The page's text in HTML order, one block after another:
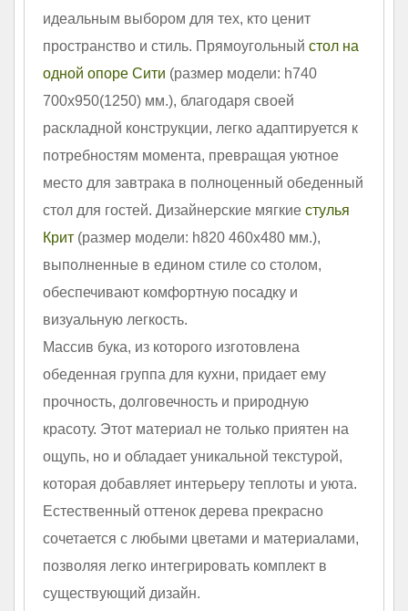
идеальным выбором для тех, кто ценит
пространство и стиль. Прямоугольный стол на
одной опоре Сити (размер модели: h740
700х950(1250) мм.), благодаря своей
раскладной конструкции, легко адаптируется к
потребностям момента, превращая уютное
место для завтрака в полноценный обеденный
стол для гостей. Дизайнерские мягкие стулья
Крит (размер модели: h820 460х480 мм.),
выполненные в едином стиле со столом,
обеспечивают комфортную посадку и
визуальную легкость.
Массив бука, из которого изготовлена
обеденная группа для кухни, придает ему
прочность, долговечность и природную
красоту. Этот материал не только приятен на
ощупь, но и обладает уникальной текстурой,
которая добавляет интерьеру теплоты и уюта.
Естественный оттенок дерева прекрасно
сочетается с любыми цветами и материалами,
позволяя легко интегрировать комплект в
существующий дизайн.